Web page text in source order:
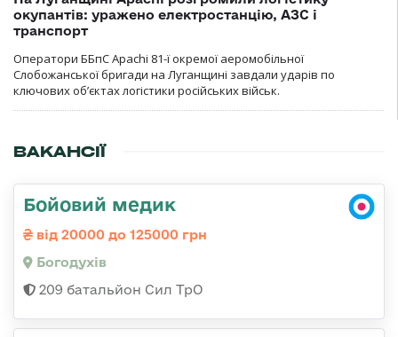
окупантів: уражено електростанцію, АЗС і
транспорт
Оператори ББпС Apachi 81-ї окремої аеромобільної
Слобожанської бригади на Луганщині завдали ударів по
ключових об’єктах логістики російських військ.
ВАКАНСІЇ
Бойовий медик
від 20000 до 125000 грн
Богодухів
209 батальйон Сил ТрО